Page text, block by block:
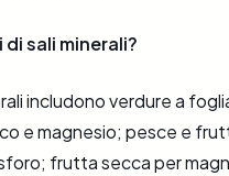
sali minerali?
includono verdure a
e magnesio; pesce e
frutta secca per